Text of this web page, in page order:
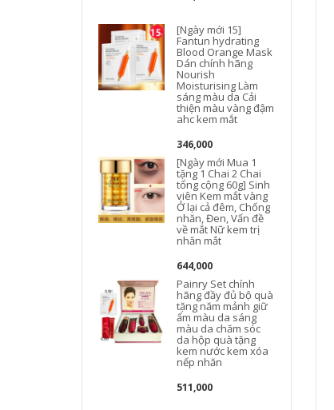
[Ngày mới 15]
Fantun hydrating
Blood Orange Mask
Dán chính hãng
Nourish
Moisturising Làm
sáng màu da Cải
thiện màu vàng đậm
ahc kem mắt
346,000
[Ngày mới Mua 1
tặng 1 Chai 2 Chai
tổng cộng 60g] Sinh
viên Kem mắt vàng
Ở lại cả đêm, Chống
nhăn, Đen, Vấn đề
về mắt Nữ kem trị
nhăn mắt
644,000
Painry Set chính
hãng đầy đủ bộ quà
tặng năm mảnh giữ
ẩm màu da sáng
màu da chăm sóc
da hộp quà tặng
kem nước kem xóa
nếp nhăn
511,000